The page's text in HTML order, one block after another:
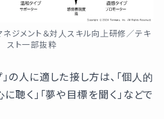
ネジメント＆対人スキル向上研修／テキ
スト一部抜粋
の人に適した接し方は、「個人的
に聴く」「夢や目標を聞く」などで